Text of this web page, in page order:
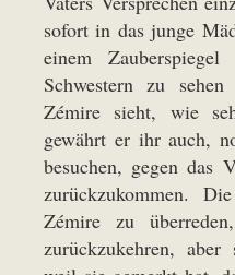
sofort in das junge
einem
Schwestern zu
Zémire sieht, wie
gewährt er ihr auch,
besuchen, gegen das
zurückzukommen.
Zémire zu
zurückzukehren,